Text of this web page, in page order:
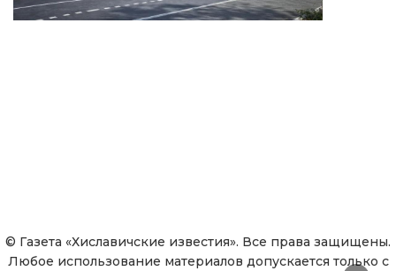
© Газета «Хиславичские известия». Все права защищены.
Любое использование материалов допускается только с